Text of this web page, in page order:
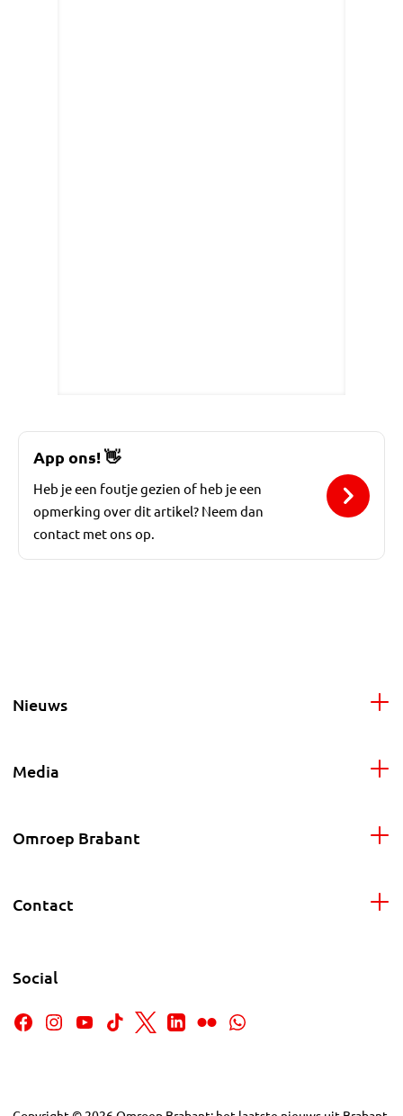
App ons!👋
Heb je een foutje gezien of heb je een
opmerking over dit artikel? Neem dan
contact met ons op.
Nieuws
Media
Omroep Brabant
Contact
Social